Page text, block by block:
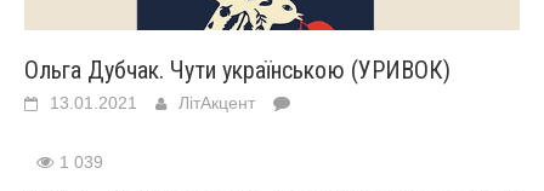
Ольга Дубчак. Чути українською (УРИВОК)
13.01.2021 ЛітАкцент
1 039